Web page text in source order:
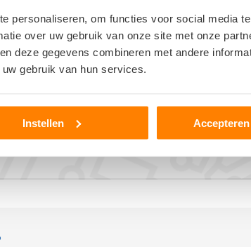
personaliseren, om functies voor social media
over uw gebruik van onze site met onze
deze gegevens combineren met andere
gebruik van hun services.
Instellen